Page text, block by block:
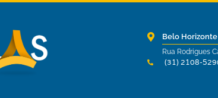
Belo Horizonte
Rua Rodrigues
(31) 2108-